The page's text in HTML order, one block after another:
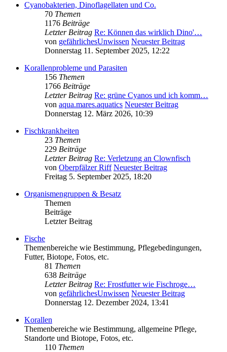
Cyanobakterien, Dinoflagellaten und Co.
70 Themen
1176 Beiträge
Letzter Beitrag Re: Können das wirklich Dino'…
von gefährlichesUnwissen Neuester Beitrag
Donnerstag 11. September 2025, 12:22
Korallenprobleme und Parasiten
156 Themen
1766 Beiträge
Letzter Beitrag Re: grüne Cyanos und ich komm…
von aqua.mares.aquatics Neuester Beitrag
Donnerstag 12. März 2026, 10:39
Fischkrankheiten
23 Themen
229 Beiträge
Letzter Beitrag Re: Verletzung an Clownfisch
von Oberpfälzer Riff Neuester Beitrag
Freitag 5. September 2025, 18:20
Organismengruppen & Besatz
Themen
Beiträge
Letzter Beitrag
Fische
Themenbereiche wie Bestimmung, Pflegebedingungen,
Futter, Biotope, Fotos, etc.
81 Themen
638 Beiträge
Letzter Beitrag Re: Frostfutter wie Fischroge…
von gefährlichesUnwissen Neuester Beitrag
Donnerstag 12. Dezember 2024, 13:41
Korallen
Themenbereiche wie Bestimmung, allgemeine Pflege,
Standorte und Biotope, Fotos, etc.
110 Themen